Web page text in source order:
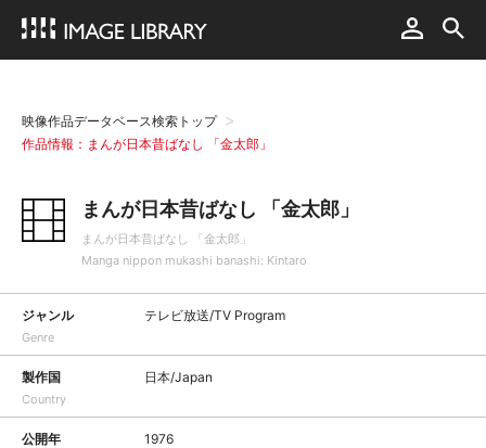
映像作品データベース検索トップ
作品情報：まんが日本昔ばなし 「金太郎」
まんが日本昔ばなし 「金太郎」
まんが日本昔ばなし 「金太郎」
Manga nippon mukashi banashi: Kintaro
ジャンル
Genre
テレビ放送/TV Program
製作国
Country
日本/Japan
公開年 1976